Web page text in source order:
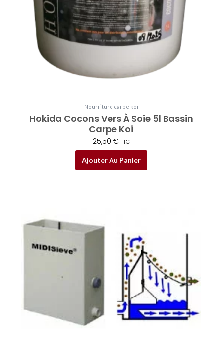
Nourriture carpe koï
Hokida Cocons Vers À Soie 5l Bassin
Carpe Koi
25,50 € TTC
Ajouter Au Panier